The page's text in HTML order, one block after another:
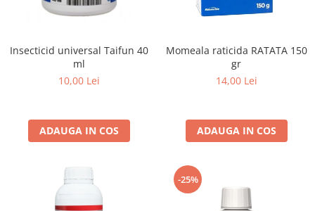
Insecticid universal Taifun 40
ml
10,00 Lei
ADAUGA IN COS
Momeala raticida RATATA 150
gr
14,00 Lei
ADAUGA IN COS
-25%